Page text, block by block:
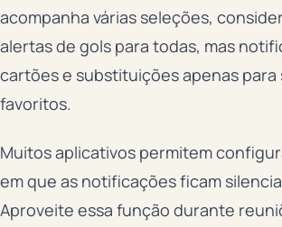
acompanha várias seleções,
alertas de gols para todas, mas
cartões e substituições apenas para
favoritos.
Muitos aplicativos permitem
em que as notificações ficam
Aproveite essa função durante